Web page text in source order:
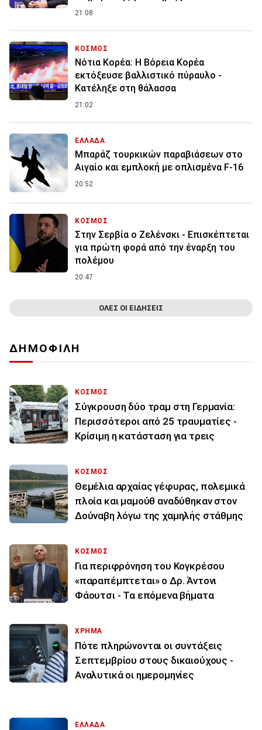
21:08
ΚΟΣΜΟΣ
Νότια Κορέα: Η Βόρεια Κορέα
εκτόξευσε βαλλιστικό πύραυλο -
Κατέληξε στη θάλασσα
21:02
ΕΛΛΑΔΑ
Μπαράζ τουρκικών παραβιάσεων στο
Αιγαίο και εμπλοκή με οπλισμένα F-16
20:52
ΚΟΣΜΟΣ
Στην Σερβία ο Ζελένσκι - Επισκέπτεται
για πρώτη φορά από την έναρξη του
πολέμου
20:47
ΟΛΕΣ ΟΙ ΕΙΔΗΣΕΙΣ
ΔΗΜΟΦΙΛΗ
ΚΟΣΜΟΣ
Σύγκρουση δύο τραμ στη Γερμανία:
Περισσότεροι από 25 τραυματίες -
Κρίσιμη η κατάσταση για τρεις
ΚΟΣΜΟΣ
Θεμέλια αρχαίας γέφυρας, πολεμικά
πλοία και μαμούθ αναδύθηκαν στον
Δούναβη λόγω της χαμηλής στάθμης
ΚΟΣΜΟΣ
Για περιφρόνηση του Κογκρέσου
«παραπέμπτεται» ο Δρ. Άντονι
Φάουτσι - Τα επόμενα βήματα
ΧΡΗΜΑ
Πότε πληρώνονται οι συντάξεις
Σεπτεμβρίου στους δικαιούχους -
Αναλυτικά οι ημερομηνίες
ΕΛΛΑΔΑ